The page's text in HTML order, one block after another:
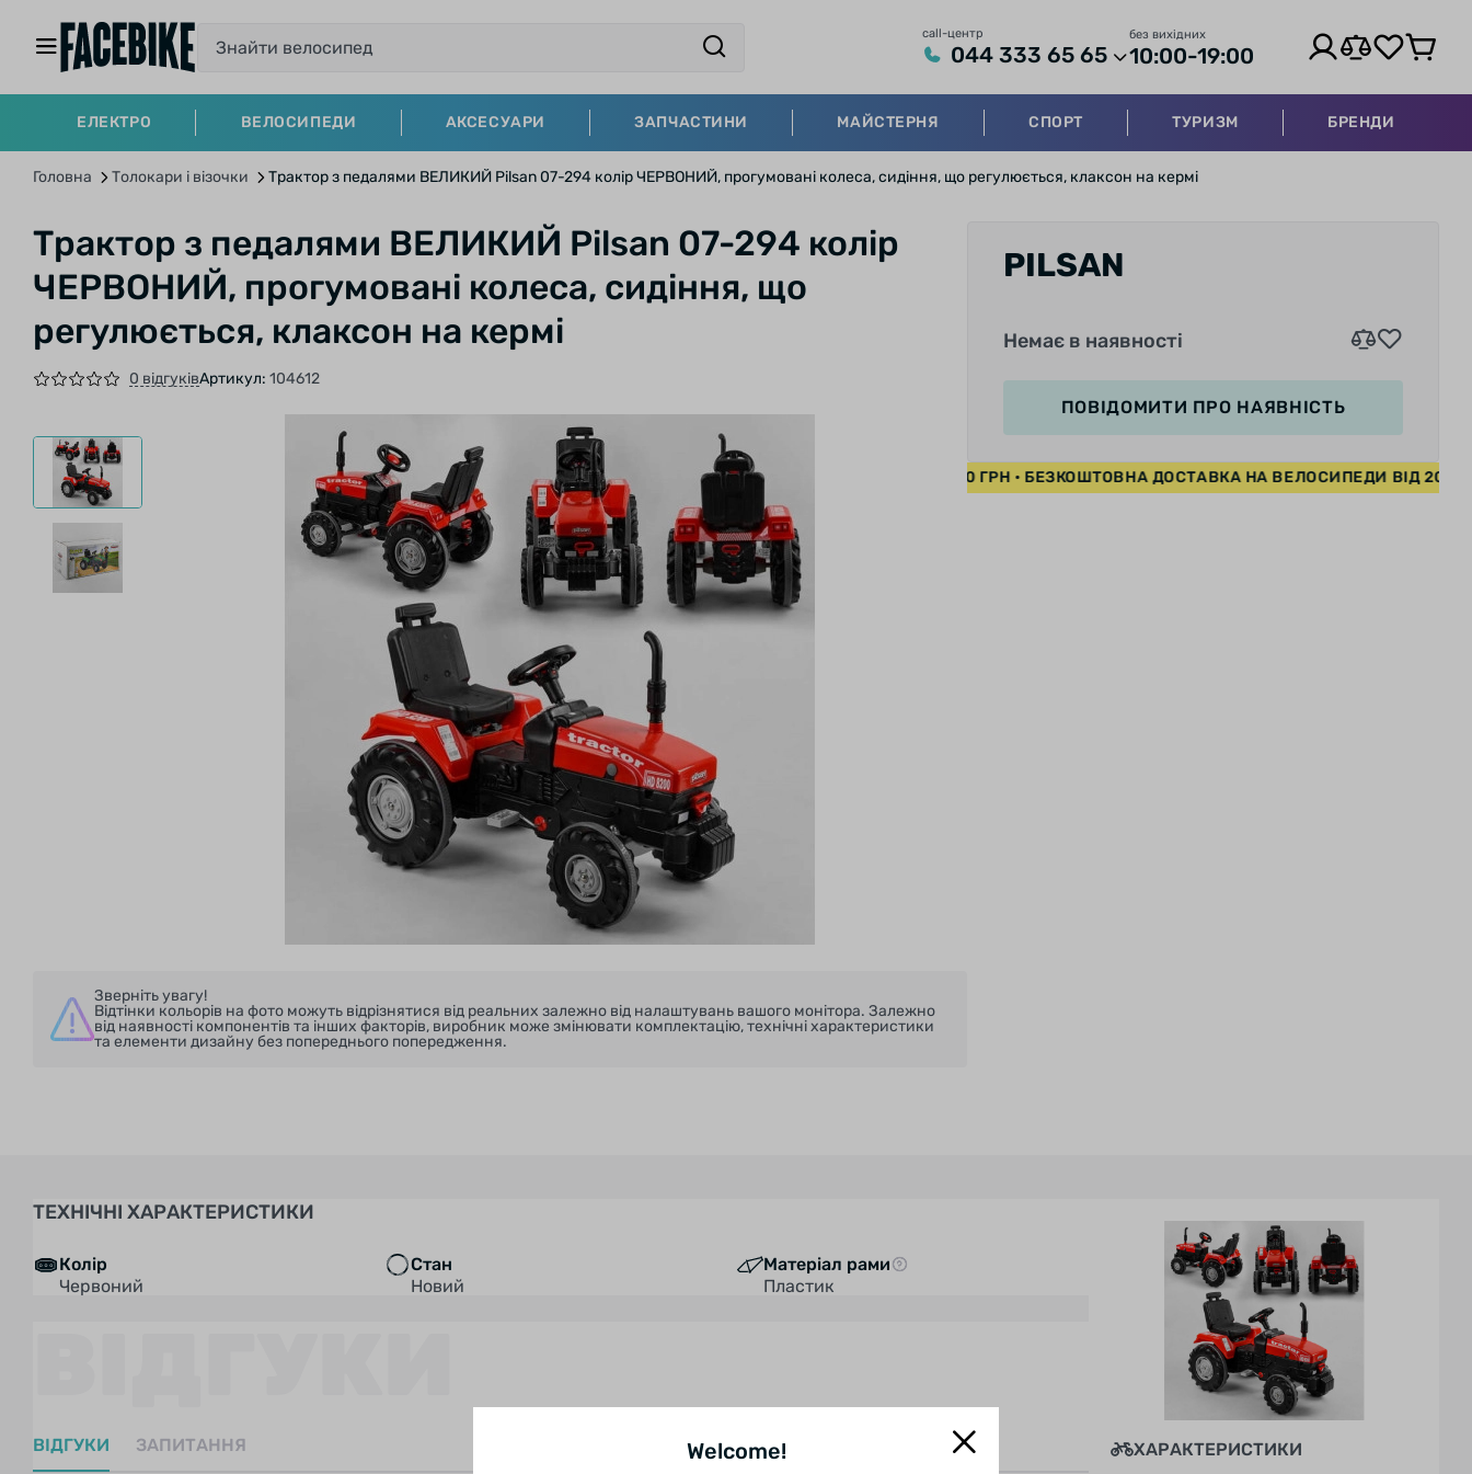
call-центр
044 333 65 65
без вихідних
10:00-19:00
ЕЛЕКТРО ВЕЛОСИПЕДИ АКСЕСУАРИ ЗАПЧАСТИНИ МАЙСТЕРНЯ СПОРТ ТУРИЗМ БРЕНДИ
Головна Толокари і візочки Трактор з педалями ВЕЛИКИЙ Pilsan 07-294 колір ЧЕРВОНИЙ, прогумовані колеса, сидіння, що регулюється, клаксон на кермі
Трактор з педалями ВЕЛИКИЙ Pilsan 07-294 колір
ЧЕРВОНИЙ, прогумовані колеса, сидіння, що
регулюється, клаксон на кермі
0 відгуківАртикул: 104612
Зверніть увагу!
Відтінки кольорів на фото можуть відрізнятися від реальних залежно від налаштувань вашого монітора. Залежно
від наявності компонентів та інших факторів, виробник може змінювати комплектацію, технічні характеристики
та елементи дизайну без попереднього попередження.
PILSAN
Немає в наявності
ПОВІДОМИТИ ПРО НАЯВНІСТЬ
БЕЗКОШТОВНА ДОСТАВКА НА ВЕЛОСИПЕДИ ВІД 2000 ГРН • БЕЗКОШТОВНА ДОСТАВКА НА ВЕЛОСИПЕДИ ВІД
ТЕХНІЧНІ ХАРАКТЕРИСТИКИ
Колір
Червоний
Стан
Новий
Матеріал рами
Пластик
ВІДГУКИ ЗАПИТАННЯ ХАРАКТЕРИСТИКИ
Welcome!